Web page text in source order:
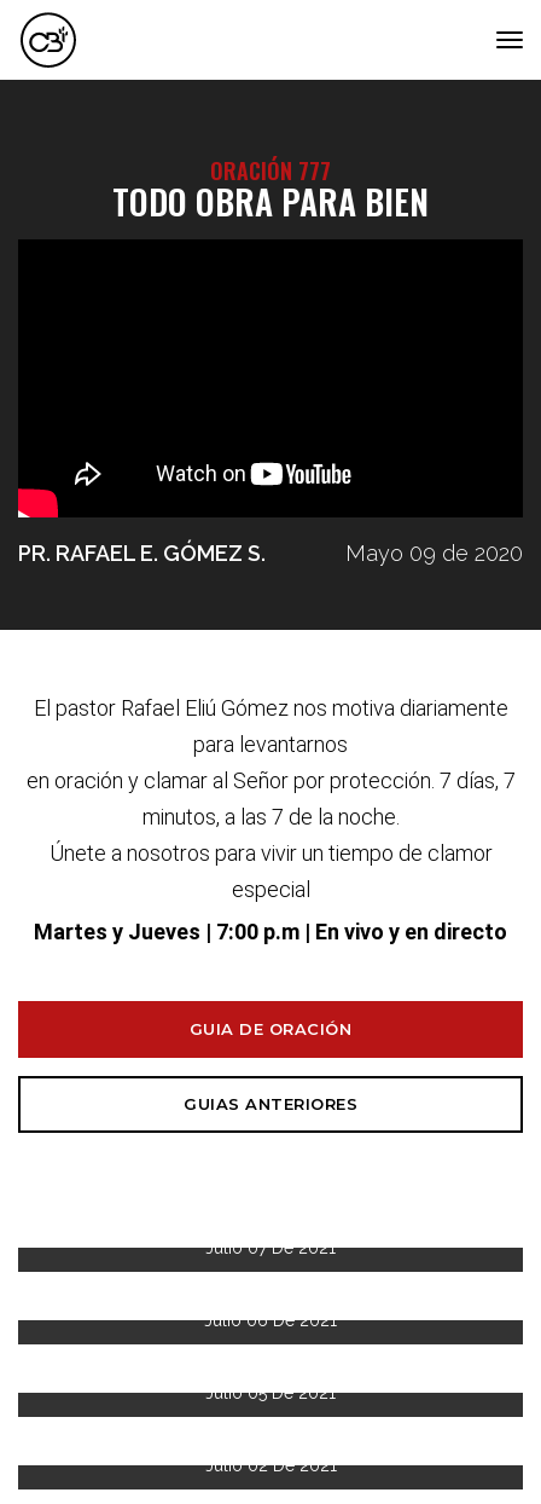
ORACIÓN 777
TODO OBRA PARA BIEN
PR. RAFAEL E. GÓMEZ S. Mayo 09 de 2020
El pastor Rafael Eliú Gómez nos motiva diariamente
para levantarnos
en oración y clamar al Señor por protección. 7 días, 7
minutos, a las 7 de la noche.
Únete a nosotros para vivir un tiempo de clamor
especial
Martes y Jueves | 7:00 p.m | En vivo y en directo
GUIA DE ORACIÓN
GUIAS ANTERIORES
Julio 07 De 2021
Julio 06 De 2021
Julio 05 De 2021
Julio 02 De 2021